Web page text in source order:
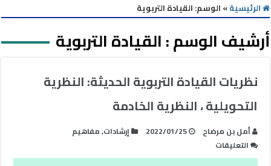
الرئيسية» الوسم: القيادة التربوية
أرشيف الوسم :القيادة التربوية
نظريات القيادة التربوية الحديثة: النظرية
التحويلية ، النظرية الخادمة
أمل بن مرضاح 2022/01/25 إرشادات,مفاهيم
التعليقات
نظريات